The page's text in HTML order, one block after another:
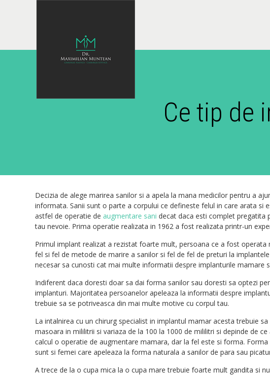
Ce tip de
Decizia de alege marirea sanilor si a apela la mana medicilor pentru a
informata. Sanii sunt o parte a corpului ce defineste felul in care arata
astfel de operatie deaugmentare sani decat daca esti complet pregatita
tau nevoie. Prima operatie realizata in 1962 a fost realizata printr-un
Primul implant realizat a rezistat foarte mult, persoana ce a fost
fel si fel de metode de marire a sanilor si fel de fel de preturi la
necesar sa cunosti cat mai multe informatii despre implanturile mamare
Indiferent daca doresti doar sa dai forma sanilor sau doresti sa optezi
implanturi. Majoritatea persoanelor apeleaza la informatii despre
trebuie sa se potriveasca din mai multe motive cu corpul tau.
La intalnirea cu un chirurg specialist in implantul mamar acesta trebuie
masoara in mililitrii si variaza de la 100 la 1000 de mililitri si depinde de
calcul o operatie de augmentare mamara, dar la fel este si forma.
sunt si femei care apeleaza la forma naturala a sanilor de para sau
A trece de la o cupa mica la o cupa mare trebuie foarte mult gandita si